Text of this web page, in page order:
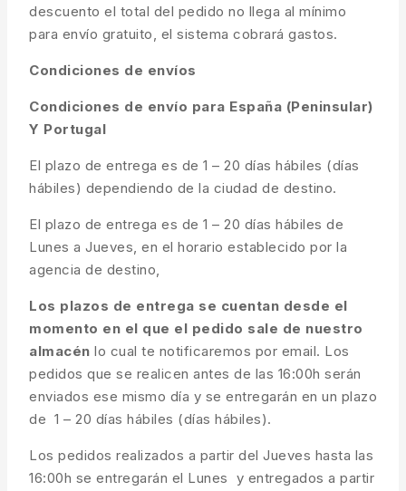
descuento el total del pedido no llega al mínimo
para envío gratuito, el sistema cobrará gastos.
Condiciones de envíos
Condiciones de envío para España (Peninsular)
Y Portugal
El plazo de entrega es de 1 – 20 días hábiles (días
hábiles) dependiendo de la ciudad de destino.
El plazo de entrega es de 1 – 20 días hábiles de
Lunes a Jueves, en el horario establecido por la
agencia de destino,
Los plazos de entrega se cuentan desde el
momento en el que el pedido sale de nuestro
almacén lo cual te notificaremos por email. Los
pedidos que se realicen antes de las 16:00h serán
enviados ese mismo día y se entregarán en un plazo
de 1 – 20 días hábiles (días hábiles).
Los pedidos realizados a partir del Jueves hasta las
16:00h se entregarán el Lunes y entregados a partir